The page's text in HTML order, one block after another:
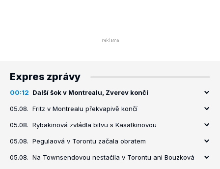
Expres zprávy
00:12 Další šok v Montrealu, Zverev končí
05.08. Fritz v Montrealu překvapivě končí
05.08. Rybakinová zvládla bitvu s Kasatkinovou
05.08. Pegulaová v Torontu začala obratem
05.08. Na Townsendovou nestačila v Torontu ani Bouzková